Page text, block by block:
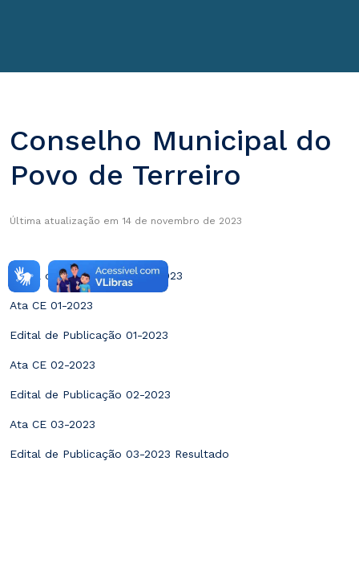
Conselho Municipal do
Povo de Terreiro
Última atualização em 14 de novembro de 2023
Edital de Convocação 001/2023
Ata CE 01-2023
Edital de Publicação 01-2023
Ata CE 02-2023
Edital de Publicação 02-2023
Ata CE 03-2023
Edital de Publicação 03-2023 Resultado